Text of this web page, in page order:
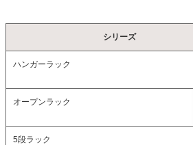
シリーズ
ハンガーラック
オープンラック
5段ラック